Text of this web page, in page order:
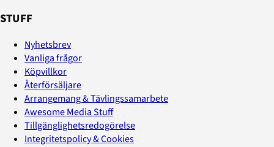
STUFF
Nyhetsbrev
Vanliga frågor
Köpvillkor
Återförsäljare
Arrangemang & Tävlingssamarbete
Awesome Media Stuff
Tillgänglighetsredogörelse
Integritetspolicy & Cookies